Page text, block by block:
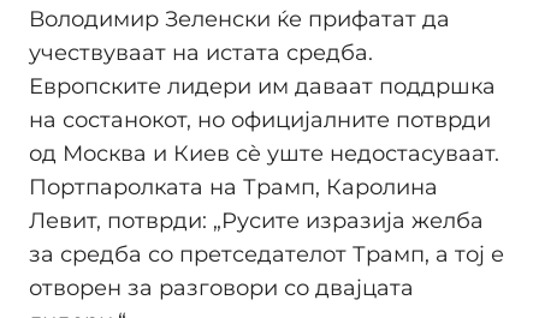
Володимир Зеленски ќе прифатат да
учествуваат на истата средба.
Европските лидери им даваат поддршка
на состанокот, но официјалните потврди
од Москва и Киев сè уште недостасуваат.
Портпаролката на Трамп, Каролина
Левит, потврди: „Русите изразија желба
за средба со претседателот Трамп, а тој е
отворен за разговори со двајцата